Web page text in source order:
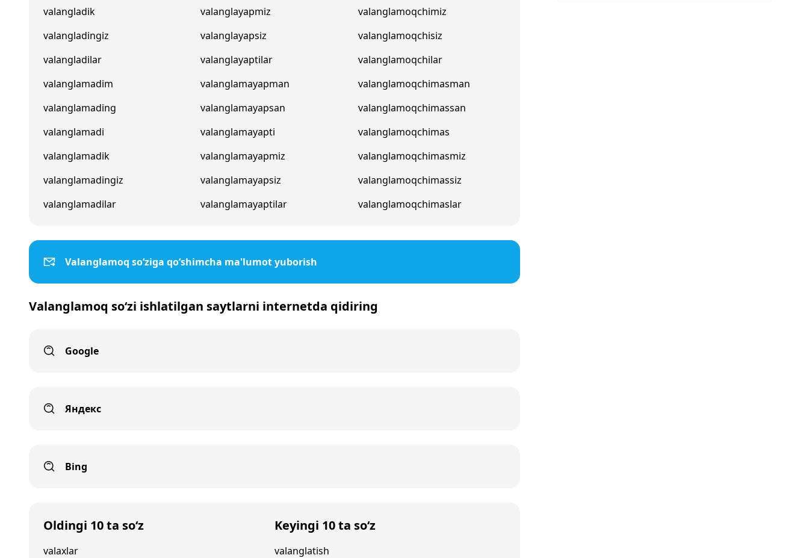
valangladik
valangladingiz
valangladilar
valanglamadim
valanglamading
valanglamadi
valanglamadik
valanglamadingiz
valanglamadilar
valanglayapmiz
valanglayapsiz
valanglayaptilar
valanglamayapman
valanglamayapsan
valanglamayapti
valanglamayapmiz
valanglamayapsiz
valanglamayaptilar
valanglamoqchimiz
valanglamoqchisiz
valanglamoqchilar
valanglamoqchimasman
valanglamoqchimassan
valanglamoqchimas
valanglamoqchimasmiz
valanglamoqchimassiz
valanglamoqchimaslar
Valanglamoq so‘ziga qo‘shimcha ma'lumot yuborish
Valanglamoq so‘zi ishlatilgan saytlarni internetda qidiring
Google
Яндекс
Bing
Oldingi 10 ta so‘z
valaxlar
Keyingi 10 ta so‘z
valanglatish